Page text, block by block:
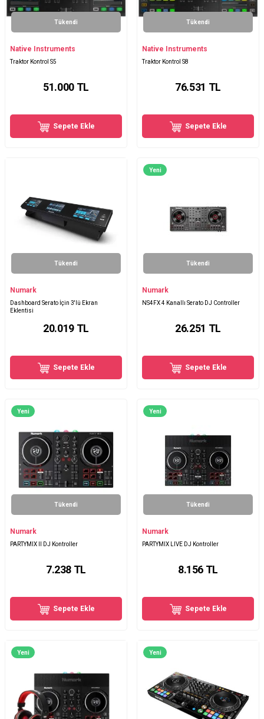
Tükendi
Native Instruments
Traktor Kontrol S5
51.000TL
Sepete Ekle
Tükendi
Native Instruments
Traktor Kontrol S8
76.531 TL
Sepete Ekle
Tükendi
Numark
Dashboard Serato İçin 3'lü Ekran
Eklentisi
20.019TL
Sepete Ekle
Yeni
Tükendi
Numark
NS4FX 4 Kanallı Serato DJ Controller
26.251 TL
Sepete Ekle
Yeni
Tükendi
Numark
PARTYMIX II DJ Kontroller
7.238 TL
Sepete Ekle
Yeni
Tükendi
Numark
PARTYMIX LIVE DJ Kontroller
8.156 TL
Sepete Ekle
Yeni Yeni